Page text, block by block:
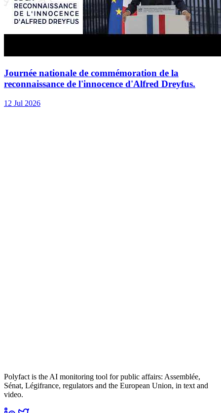
Journée nationale de commémoration de la
reconnaissance de l'innocence d'Alfred Dreyfus.
12 Jul 2026
Polyfact is the AI monitoring tool for public affairs: Assemblée,
Sénat, Légifrance, regulators and the European Union, in text and
video.